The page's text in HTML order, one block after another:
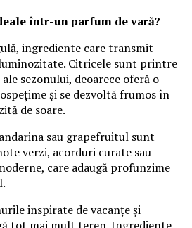
într-un parfum de vară?
ingrediente care transmit
Citricele sunt printre
sezonului, deoarece oferă o
și se dezvoltă frumos în
de soare.
sau grapefruitul sunt
verzi, acorduri curate sau
care adaugă profunzime
inspirate de vacanțe și